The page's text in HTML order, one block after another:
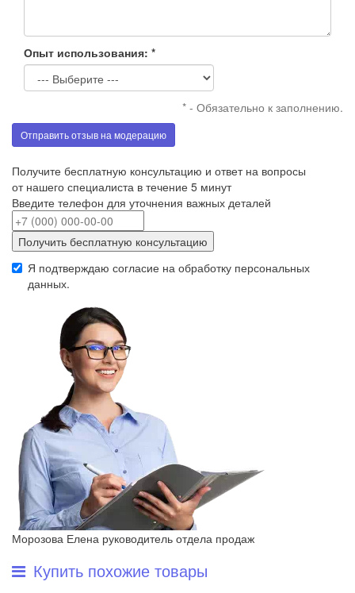
Опыт использования: *
* - Обязательно к заполнению.
Отправить отзыв на модерацию
Получите бесплатную консультацию и ответ на вопросы
от нашего специалиста в течение 5 минут
Введите телефон для уточнения важных деталей
Получить бесплатную консультацию
Я подтверждаю согласие на обработку персональных
данных.
Морозова Елена руководитель отдела продаж
Купить похожие товары